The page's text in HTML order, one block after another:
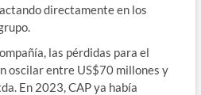
directamente en los
las pérdidas para el
oscilar entre US$70 millones y
En 2023, CAP ya había